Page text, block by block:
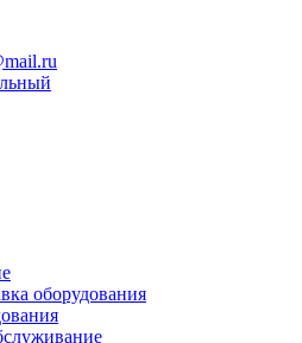
оборудования